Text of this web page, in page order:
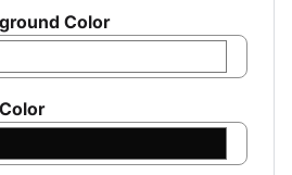
Color
Selengkapnya